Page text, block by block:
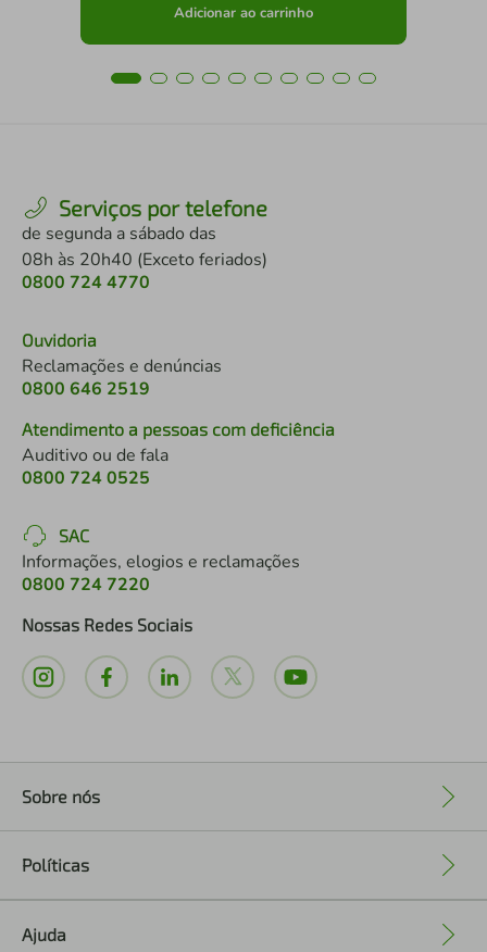
Adicionar ao carrinho
Serviços por telefone
de segunda a sábado das
08h às 20h40 (Exceto feriados)
0800 724 4770
Ouvidoria
Reclamações e denúncias
0800 646 2519
Atendimento a pessoas com deficiência
Auditivo ou de fala
0800 724 0525
SAC
Informações, elogios e reclamações
0800 724 7220
Nossas Redes Sociais
Sobre nós
Políticas
Ajuda